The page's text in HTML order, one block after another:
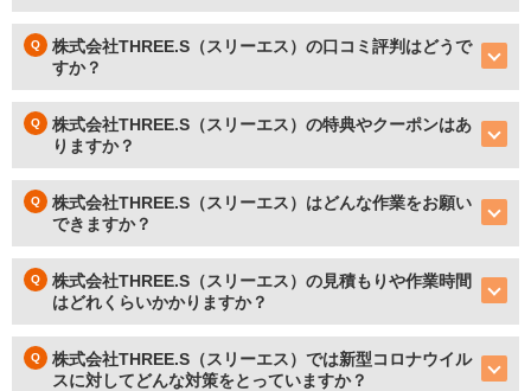
株式会社THREE.S（スリーエス）の口コミ評判はどうで
すか？
株式会社THREE.S（スリーエス）の特典やクーポンはあ
りますか？
株式会社THREE.S（スリーエス）はどんな作業をお願い
できますか？
株式会社THREE.S（スリーエス）の見積もりや作業時間
はどれくらいかかりますか？
株式会社THREE.S（スリーエス）では新型コロナウイル
スに対してどんな対策をとっていますか？